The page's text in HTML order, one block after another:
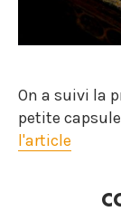
On a suivi la
petite
l'article